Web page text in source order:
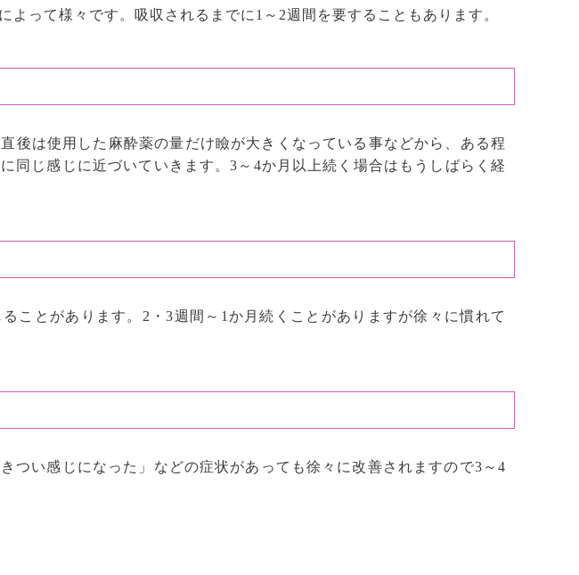
よって様々です。吸収されるまでに1～2週間を要することもあります。
後は使用した麻酔薬の量だけ瞼が大きくなっている事などから、ある程
同じ感じに近づいていきます。3～4か月以上続く場合はもうしばらく経
ことがあります。2・3週間～1か月続くことがありますが徐々に慣れて
つい感じになった」などの症状があっても徐々に改善されますので3～4